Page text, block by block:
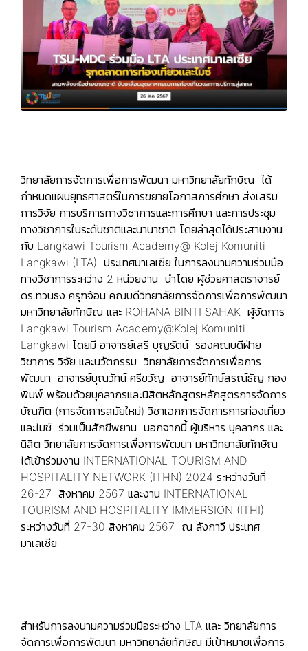
วิทยาลัยการจัดการเพื่อการพัฒนา มหาวิทยาลัยทักษิณ ได้
กำหนดแผนยุทธศาสตร์ในการขยายโอกาสการศึกษา ส่งเสริม
การวิจัย การบริการทางวิชาการและการศึกษา และการประชุม
ทางวิชาการในระดับชาติและนานาชาติ โดยล่าสุดได้ประสานงาน
กับ Langkawi Tourism Academy@ Kolej Komuniti
Langkawi (LTA) ประเทศมาเลเซีย ในการลงนามความร่วมมือ
ทางวิชาการระหว่าง 2 หน่วยงาน นำโดย ผู้ช่วยศาสตราจารย์
ดร.ทวนธง ครุฑจ้อน คณบดีวิทยาลัยการจัดการเพื่อการพัฒนา
มหาวิทยาลัยทักษิณ และ ROHANA BINTI SAHAK ผู้จัดการ
Langkawi Tourism Academy@Kolej Komuniti
Langkawi โดยมี อาจารย์เสรี บุญรัตน์ รองคณบดีฝ่าย
วิชาการ วิจัย และนวัตกรรม วิทยาลัยการจัดการเพื่อการ
พัฒนา อาจารย์บุณวัทน์ ศรีขวัญ อาจารย์ทักษ์สรณ์ธัญ กอง
พิมพ์ พร้อมด้วยบุคลากรและนิสิตหลักสูตรหลักสูตรการจัดการ
บัณฑิต (การจัดการสมัยใหม่) วิชาเอกการจัดการการท่องเที่ยว
และไมช์ ร่วมเป็นสักขีพยาน นอกจากนี้ ผู้บริหาร บุคลากร และ
นิสิต วิทยาลัยการจัดการเพื่อการพัฒนา มหาวิทยาลัยทักษิณ
ได้เข้าร่วมงาน INTERNATIONAL TOURISM AND
HOSPITALITY NETWORK (ITHN) 2024 ระหว่างวันที่
26-27 สิงหาคม 2567 และงาน INTERNATIONAL
TOURISM AND HOSPITALITY IMMERSION (ITHI)
ระหว่างวันที่ 27-30 สิงหาคม 2567 ณ ลังกาวี ประเทศ
มาเลเซีย
สำหรับการลงนามความร่วมมือระหว่าง LTA และ วิทยาลัยการ
จัดการเพื่อการพัฒนา มหาวิทยาลัยทักษิณ มีเป้าหมายเพื่อการ